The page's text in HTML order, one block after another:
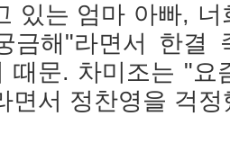
있는 엄마 아빠,
금해"라면서 한결
때문. 차미조는 "
면서 정찬영을 걱정